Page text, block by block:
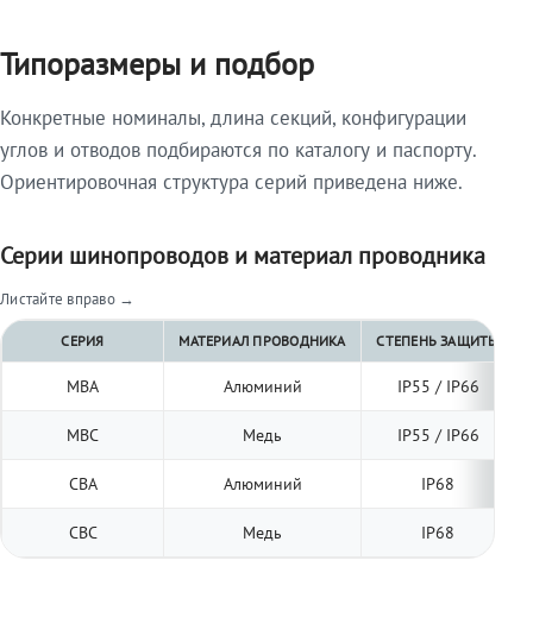
Типоразмеры и подбор
Конкретные номиналы, длина секций, конфигурации
углов и отводов подбираются по каталогу и паспорту.
Ориентировочная структура серий приведена ниже.
Серии шинопроводов и материал проводника
Листайте вправо →
СЕРИЯ МАТЕРИАЛ ПРОВОДНИКА СТЕПЕНЬ ЗАЩИТЫ
МВА Алюминий IP55 / IP66
МВС Медь IP55 / IP66
СВА Алюминий IP68
СВС Медь IP68